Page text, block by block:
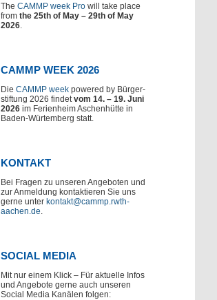
The CAMMP week Pro will take place
from the 25th of May – 29th of May
2026.
CAMMP WEEK 2026
Die CAMMP week powered by Bürger-
stiftung 2026 findetvom 14. – 19. Juni
2026 im Ferienheim Aschenhütte in
Baden-Würtemberg statt.
KONTAKT
Bei Fragen zu unseren Angeboten und
zur Anmeldung kontaktieren Sie uns
gerne unter kontakt@cammp.rwth-
aachen.de.
SOCIAL MEDIA
Mit nur einem Klick – Für aktuelle Infos
und Angebote gerne auch unseren
Social Media Kanälen folgen: